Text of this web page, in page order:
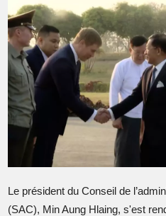
Le président du Conseil de
(SAC), Min Aung Hlaing, s'est